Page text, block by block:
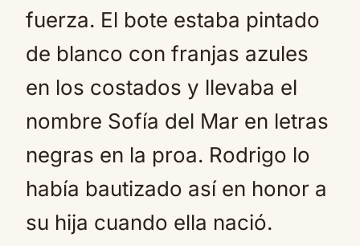
fuerza. El bote estaba pintado
de blanco con franjas azules
en los costados y llevaba el
nombre Sofía del Mar en letras
negras en la proa. Rodrigo lo
había bautizado así en honor a
su hija cuando ella nació.